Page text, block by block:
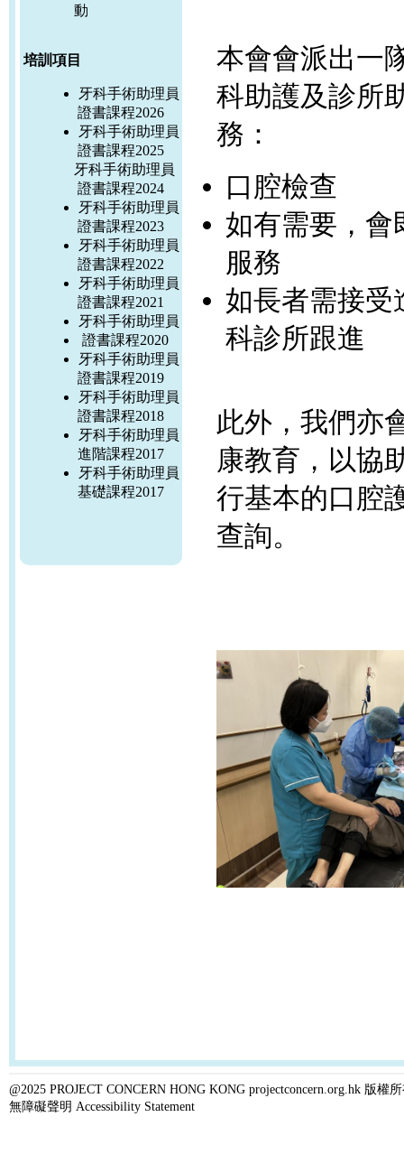
動
培訓項目
牙科手術助理員
證書課程2026
牙科手術助理員
證書課程2025
牙科手術助理員
證書課程2024
牙科手術助理員
證書課程2023
牙科手術助理員
證書課程2022
牙科手術助理員
證書課程2021
牙科手術助理員
證書課程2020
牙科手術助理員
證書課程2019
牙科手術助理員
證書課程2018
牙科手術助理員
進階課程2017
牙科手術助理員
基礎課程2017
本會會派出一
科助護及診所
務：
口腔檢查
如有需要，會
服務
如長者需接受
科診所跟進
此外，我們亦
康教育，以協
行基本的口腔
查詢。
@2025 PROJECT CONCERN HONG KONG projectconcern.org.hk 版權
無障礙聲明 Accessibility Statement